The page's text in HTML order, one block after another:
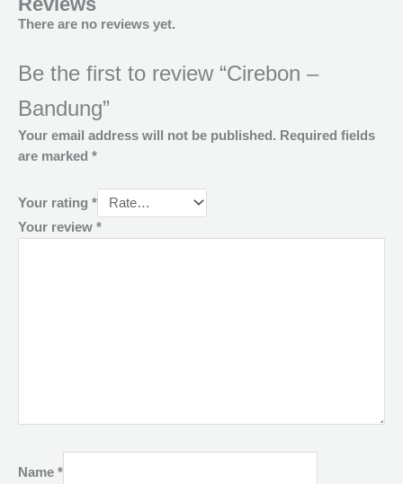
There are no reviews yet.
Be the first to review “Cirebon –
Bandung”
Your email address will not be published. Required fields
are marked *
Your rating *
Your review *
Name *